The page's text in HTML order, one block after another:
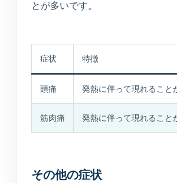
とが多いです。
症状 特徴
頭痛 発熱に伴って現れること
筋肉痛 発熱に伴って現れること
その他の症状